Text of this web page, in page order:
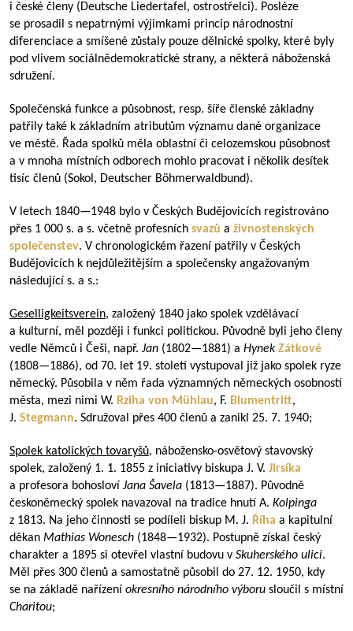
i české členy (Deutsche Liedertafel, ostrostřelci). Posléze
se prosadil s nepatrnými výjimkami princip národnostní
diferenciace a smíšené zůstaly pouze dělnické spolky, které byly
pod vlivem sociálnědemokratické strany, a některá náboženská
sdružení.
Společenská funkce a působnost, resp. šíře členské základny
patřily také k základním atributům významu dané organizace
ve městě. Řada spolků měla oblastní či celozemskou působnost
a v mnoha místních odborech mohlo pracovat i několik desítek
tisíc členů (Sokol, Deutscher Böhmerwaldbund).
V letech 1840—1948 bylo v Českých Budějovicích registrováno
přes 1 000 s. a s. včetně profesních svazů a živnostenských
společenstev. V chronologickém řazení patřily v Českých
Budějovicích k nejdůležitějším a společensky angažovaným
následující s. a s.:
Geselligkeitsverein, založený 1840 jako spolek vzdělávací
a kulturní, měl později i funkci politickou. Původně byli jeho členy
vedle Němců i Češi, např. Jan (1802—1881) a HynekZátkové
(1808—1886), od 70. let 19. století vystupoval již jako spolek ryze
německý. Působila v něm řada významných německých osobností
města, mezi nimi W. Rziha von Mühlau, F. Blumentritt,
J. Stegmann. Sdružoval přes 400 členů a zanikl 25. 7. 1940;
Spolek katolických tovaryšů, nábožensko-osvětový stavovský
spolek, založený 1. 1. 1855 z iniciativy biskupa J. V. Jirsíka
a profesora bohosloví Jana Šavela (1813—1887). Původně
českoněmecký spolek navazoval na tradice hnutí A. Kolpinga
z 1813. Na jeho činnosti se podíleli biskup M. J. Říha a kapitulní
děkan Mathias Wonesch (1848—1932). Postupně získal český
charakter a 1895 si otevřel vlastní budovu v Skuherského ulici.
Měl přes 300 členů a samostatně působil do 27. 12. 1950, kdy
se na základě nařízení okresního národního výboru sloučil s místní
Charitou;